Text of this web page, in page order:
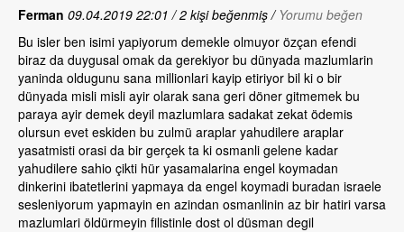
Ferman 09.04.2019 22:01 / 2 kişi beğenmiş / Yorumu beğen
Bu isler ben isimi yapiyorum demekle olmuyor özçan efendi
biraz da duygusal omak da gerekiyor bu dünyada mazlumlarin
yaninda oldugunu sana millionlari kayip etiriyor bil ki o bir
dünyada misli misli ayir olarak sana geri döner gitmemek bu
paraya ayir demek deyil mazlumlara sadakat zekat ödemis
olursun evet eskiden bu zulmü araplar yahudilere araplar
yasatmisti orasi da bir gerçek ta ki osmanli gelene kadar
yahudilere sahio çikti hür yasamalarina engel koymadan
dinkerini ibatetlerini yapmaya da engel koymadi buradan israele
sesleniyorum yapmayin en azindan osmanlinin az bir hatiri varsa
mazlumlari öldürmeyin filistinle dost ol düsman degil